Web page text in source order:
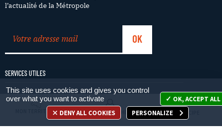
l’actualité de la Métropole
SERVICES UTILES
Mon territoire
Mes démarches
MON TERRITOIRE MES DÉMARCHES JE PARTICIPE
This site uses cookies and gives you control
over what you want to activate
OK, ACCEPT ALL
DENY ALL COOKIES
PERSONALIZE